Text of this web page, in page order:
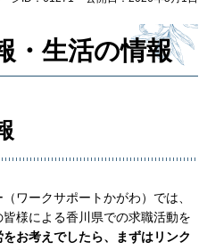
・生活の情報
ワークサポートかがわ）では、
様による香川県での求職活動を
お考えでしたら、まずはリンク